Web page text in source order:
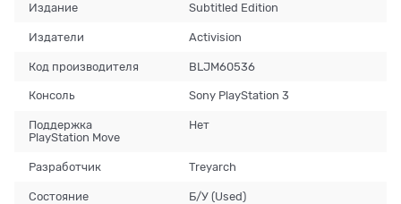
Издание Subtitled Edition
Издатели Activision
Код производителя BLJM60536
Консоль Sony PlayStation 3
Поддержка
PlayStation Move
Нет
Разработчик Treyarch
Состояние Б/У (Used)